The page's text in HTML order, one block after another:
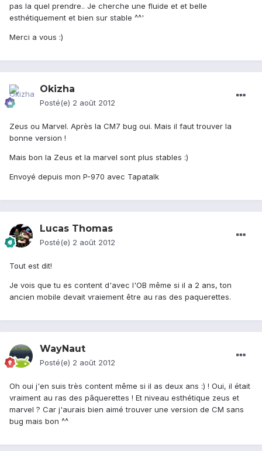
pas la quel prendre.. Je cherche une fluide et et belle
esthétiquement et bien sur stable ^^'
Merci a vous :)
Okizha
Posté(e) 2 août 2012
Zeus ou Marvel. Après la CM7 bug oui. Mais il faut trouver la
bonne version !
Mais bon la Zeus et la marvel sont plus stables :)
Envoyé depuis mon P-970 avec Tapatalk
Lucas Thomas
Posté(e) 2 août 2012
Tout est dit!
Je vois que tu es content d'avec l'OB même si il a 2 ans, ton
ancien mobile devait vraiement être au ras des paquerettes.
WayNaut
Posté(e) 2 août 2012
Oh oui j'en suis très content même si il as deux ans :) ! Oui, il était
vraiment au ras des pâquerettes ! Et niveau esthétique zeus et
marvel ? Car j'aurais bien aimé trouver une version de CM sans
bug mais bon ^^